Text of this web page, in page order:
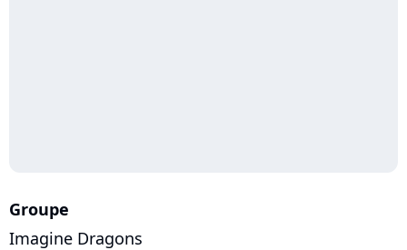
Groupe
Imagine Dragons